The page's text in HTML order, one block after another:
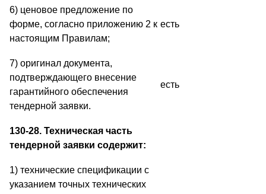
6) ценовое предложение по
форме, согласно приложению 2 к
настоящим Правилам;
есть
7) оригинал документа,
подтверждающего внесение
гарантийного обеспечения
тендерной заявки.
есть
130-28. Техническая часть
тендерной заявки содержит:
1) технические спецификации с
указанием точных технических